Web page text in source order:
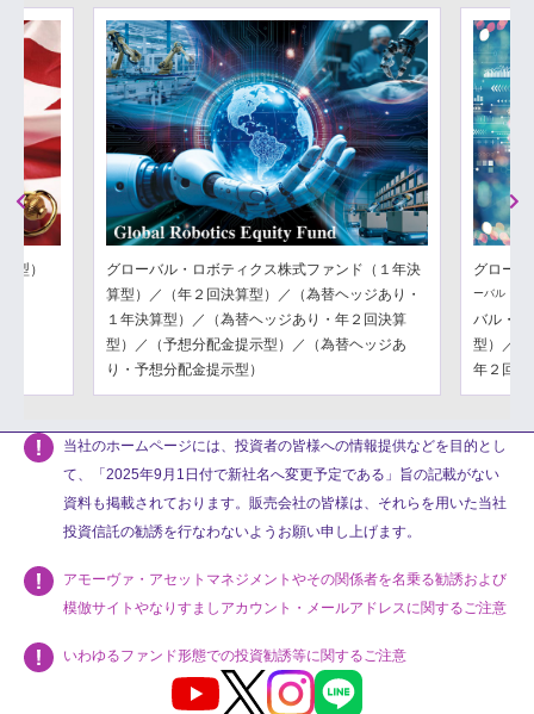
Previous
型）
グローバル・ロボティクス株式ファンド（１年決
算型）／（年２回決算型）／（為替ヘッジあり・
１年決算型）／（為替ヘッジあり・年２回決算
型）／（予想分配金提示型）／（為替ヘッジあ
り・予想分配金提示型）
グロー
ーバル・フ
バル・フ
型）／（
年２回決
Next
当社のホームページには、投資者の皆様への情報提供などを目的とし
て、「2025年9月1日付で新社名へ変更予定である」旨の記載がない
資料も掲載されております。販売会社の皆様は、それらを用いた当社
投資信託の勧誘を行なわないようお願い申し上げます。
アモーヴァ・アセットマネジメントやその関係者を名乗る勧誘および
模倣サイトやなりすましアカウント・メールアドレスに関するご注意
いわゆるファンド形態での投資勧誘等に関するご注意
Youtube X InstagramLINE